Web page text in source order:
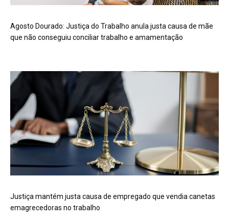
Agosto Dourado: Justiça do Trabalho anula justa causa de mãe
que não conseguiu conciliar trabalho e amamentação
Justiça mantém justa causa de empregado que vendia canetas
emagrecedoras no trabalho